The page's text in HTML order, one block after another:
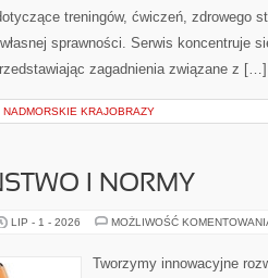
treningów, ćwiczeń, zdrowego
sprawności. Serwis koncentruje
zagadnienia związane z […]
KRAJOBRAZY
I NORMY
LIP - 1 - 2026 MOŻLIWOŚĆ
Tworzymy innowacyjne